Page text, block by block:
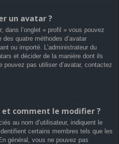
un avatar ?
dans l’onglet « profil » vous pouvez
quatre méthodes d’avatar
ou importé. L’administrateur du
et décider de la manière dont ils
pas utiliser d’avatar, contactez
et comment le modifier ?
au nom d’utilisateur, indiquent le
certains membres tels que les
général, vous ne pouvez pas